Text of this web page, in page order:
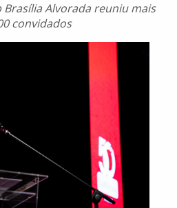
Brasília Alvorada reuniu mais
convidados